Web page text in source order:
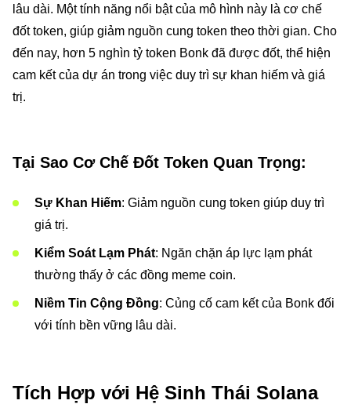
lâu dài. Một tính năng nổi bật của mô hình này là cơ chế
đốt token, giúp giảm nguồn cung token theo thời gian. Cho
đến nay, hơn 5 nghìn tỷ token Bonk đã được đốt, thể hiện
cam kết của dự án trong việc duy trì sự khan hiếm và giá
trị.
Tại Sao Cơ Chế Đốt Token Quan Trọng:
Sự Khan Hiếm: Giảm nguồn cung token giúp duy trì
giá trị.
Kiểm Soát Lạm Phát: Ngăn chặn áp lực lạm phát
thường thấy ở các đồng meme coin.
Niềm Tin Cộng Đồng: Củng cố cam kết của Bonk đối
với tính bền vững lâu dài.
Tích Hợp với Hệ Sinh Thái Solana